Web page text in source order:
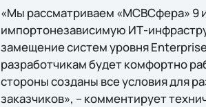
«Мы рассматриваем «МСВСфера» 9
импортонезависимую ИТ-
замещение систем уровня
разработчикам будет комфортно
стороны созданы все условия для
заказчиков», – комментирует